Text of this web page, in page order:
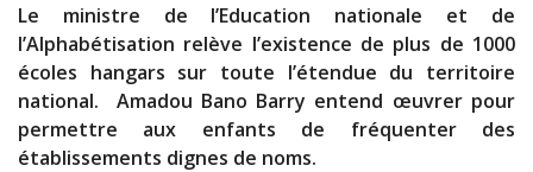
Le ministre de l’Education nationale et de
l’Alphabétisation relève l’existence de plus de 1000
écoles hangars sur toute l’étendue du territoire
national. Amadou Bano Barry entend œuvrer pour
permettre aux enfants de fréquenter des
établissements dignes de noms.